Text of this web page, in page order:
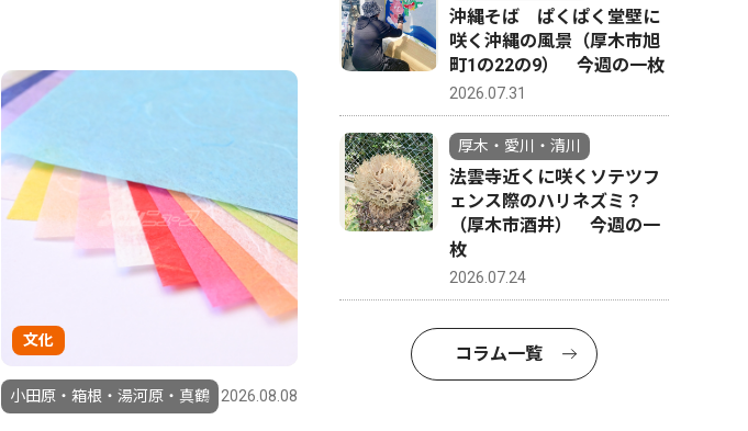
文化
小田原・箱根・湯河原・真鶴 2026.08.08
沖縄そば ぱくぱく堂壁に
咲く沖縄の風景（厚木市旭
町1の22の9） 今週の一枚
2026.07.31
厚木・愛川・清川
法雲寺近くに咲くソテツフ
ェンス際のハリネズミ？
（厚木市酒井） 今週の一
枚
2026.07.24
コラム一覧